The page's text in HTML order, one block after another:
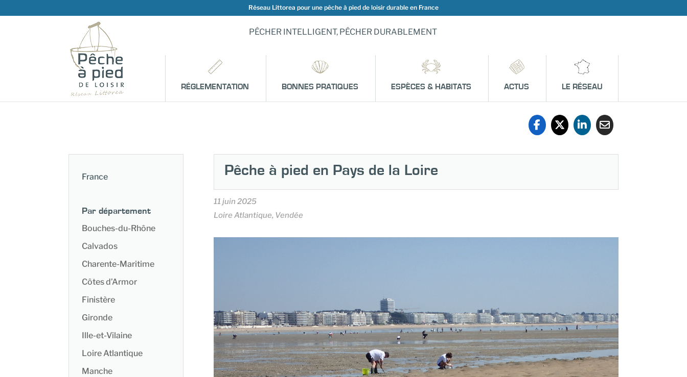
Réseau Littorea pour une pêche à pied de loisir durable en France
PÊCHER INTELLIGENT, PÊCHER DURABLEMENT
RÉGLEMENTATION BONNES PRATIQUES ESPÈCES & HABITATS ACTUS LE RÉSEAU
France
Par département
Bouches-du-Rhône
Calvados
Charente-Maritime
Côtes d’Armor
Finistère
Gironde
Ille-et-Vilaine
Loire Atlantique
Manche
Pêche à pied en Pays de la Loire
11 juin 2025
Loire Atlantique, Vendée